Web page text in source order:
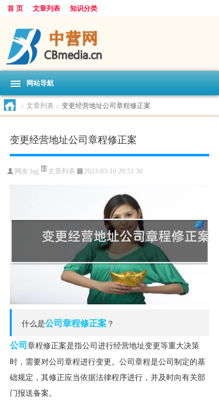
首 页 文章列表 知识分类
网站导航
> 文章列表 > 变更经营地址公司章程修正案
变更经营地址公司章程修正案
网友:bgj 文章列表 2023-03-10 20:51:36
什么是公司章程修正案？
公司章程修正案是指公司进行经营地址变更等重大决策
时，需要对公司章程进行变更。公司章程是公司制定的基
础规定，其修正应当依据法律程序进行，并及时向有关部
门报送备案。